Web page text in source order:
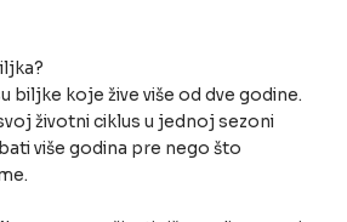
biljke koje žive više od dve godine.
životni ciklus u jednoj sezoni
više godina pre nego što